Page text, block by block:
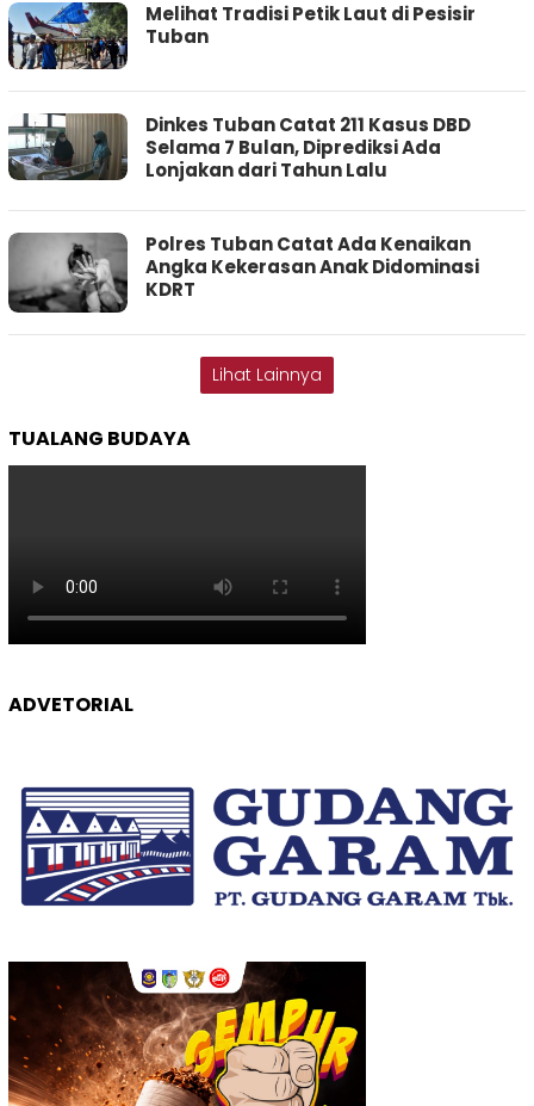
Melihat Tradisi Petik Laut di Pesisir
Tuban
Dinkes Tuban Catat 211 Kasus DBD
Selama 7 Bulan, Diprediksi Ada
Lonjakan dari Tahun Lalu
Polres Tuban Catat Ada Kenaikan
Angka Kekerasan Anak Didominasi
KDRT
Lihat Lainnya
TUALANG BUDAYA
ADVETORIAL